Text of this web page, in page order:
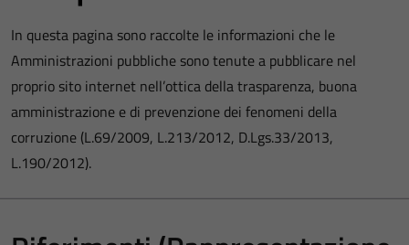
In questa pagina sono raccolte le informazioni che le
Amministrazioni pubbliche sono tenute a pubblicare nel
proprio sito internet nell’ottica della trasparenza, buona
amministrazione e di prevenzione dei fenomeni della
corruzione (L.69/2009, L.213/2012, D.Lgs.33/2013,
L.190/2012).